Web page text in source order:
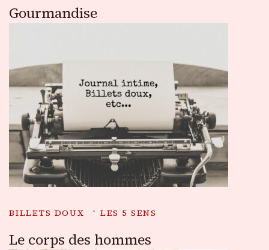
Gourmandise
BILLETS DOUX LES 5 SENS
Le corps des hommes